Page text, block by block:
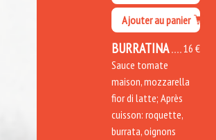
Ajouter au panier
16 €
BURRATINA
Sauce tomate
maison, mozzarella
fior di latte; Après
cuisson: roquette,
burrata, oignons